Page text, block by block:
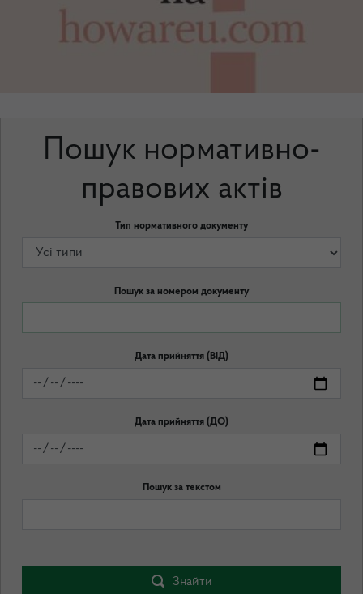
Пошук нормативно-
правових актів
Тип нормативного документу
Пошук за номером документу
Дата прийняття (ВІД)
Дата прийняття (ДО)
Пошук за текстом
Знайти